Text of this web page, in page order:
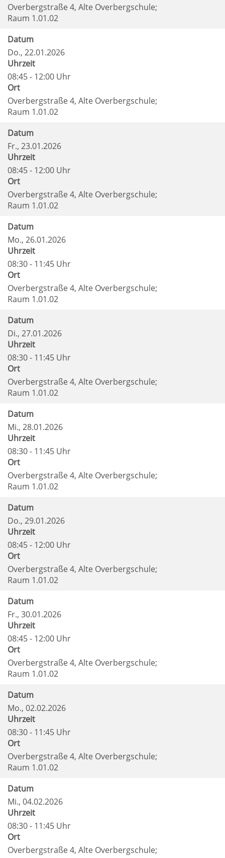
Overbergstraße 4, Alte Overbergschule;
Raum 1.01.02
Datum
Do., 22.01.2026
Uhrzeit
08:45 - 12:00 Uhr
Ort
Overbergstraße 4, Alte Overbergschule;
Raum 1.01.02
Datum
Fr., 23.01.2026
Uhrzeit
08:45 - 12:00 Uhr
Ort
Overbergstraße 4, Alte Overbergschule;
Raum 1.01.02
Datum
Mo., 26.01.2026
Uhrzeit
08:30 - 11:45 Uhr
Ort
Overbergstraße 4, Alte Overbergschule;
Raum 1.01.02
Datum
Di., 27.01.2026
Uhrzeit
08:30 - 11:45 Uhr
Ort
Overbergstraße 4, Alte Overbergschule;
Raum 1.01.02
Datum
Mi., 28.01.2026
Uhrzeit
08:30 - 11:45 Uhr
Ort
Overbergstraße 4, Alte Overbergschule;
Raum 1.01.02
Datum
Do., 29.01.2026
Uhrzeit
08:45 - 12:00 Uhr
Ort
Overbergstraße 4, Alte Overbergschule;
Raum 1.01.02
Datum
Fr., 30.01.2026
Uhrzeit
08:45 - 12:00 Uhr
Ort
Overbergstraße 4, Alte Overbergschule;
Raum 1.01.02
Datum
Mo., 02.02.2026
Uhrzeit
08:30 - 11:45 Uhr
Ort
Overbergstraße 4, Alte Overbergschule;
Raum 1.01.02
Datum
Mi., 04.02.2026
Uhrzeit
08:30 - 11:45 Uhr
Ort
Overbergstraße 4, Alte Overbergschule;